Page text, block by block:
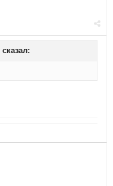
сказал: